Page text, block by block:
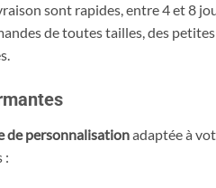
sont rapides, entre 4 et 8
de toutes tailles, des
de personnalisationadaptée à
: